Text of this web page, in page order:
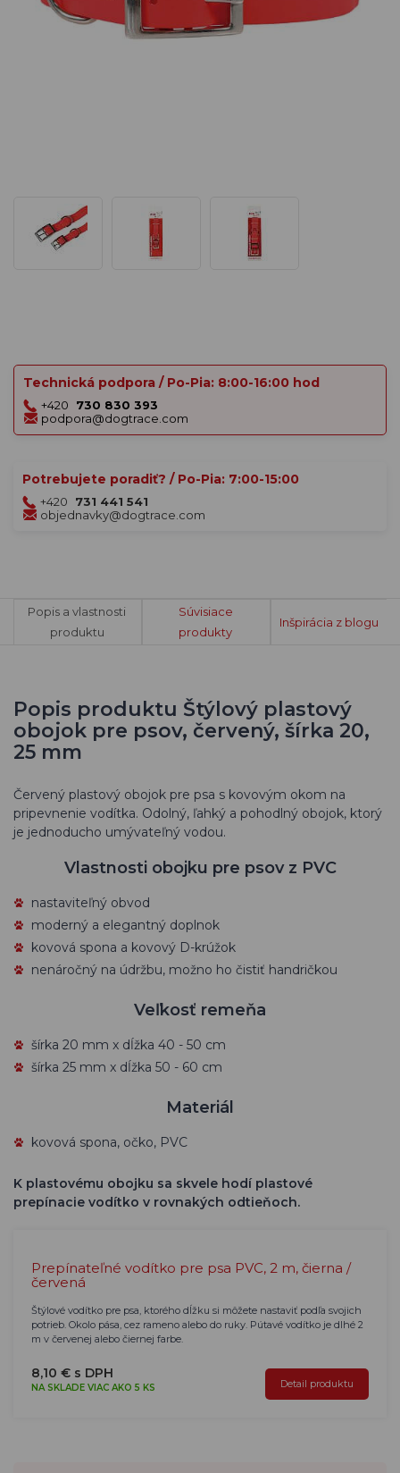
Technická podpora / Po-Pia: 8:00-16:00 hod
+420
730 830 393
podpora@dogtrace.com
Potrebujete poradiť? / Po-Pia: 7:00-15:00
+420
731 441 541
objednavky@dogtrace.com
Popis a vlastnosti
produktu
Súvisiace
produkty
Inšpirácia z blogu
Popis produktu Štýlový plastový
obojok pre psov, červený, šírka 20,
25 mm
Červený plastový obojok pre psa s kovovým okom na
pripevnenie vodítka. Odolný, ľahký a pohodlný obojok, ktorý
je jednoducho umývateľný vodou.
Vlastnosti obojku pre psov z PVC
nastaviteľný obvod
moderný a elegantný doplnok
kovová spona a kovový D-krúžok
nenáročný na údržbu, možno ho čistiť handričkou
Veľkosť remeňa
šírka 20 mm x dĺžka 40 - 50 cm
šírka 25 mm x dĺžka 50 - 60 cm
Materiál
kovová spona, očko, PVC
K plastovému obojku sa skvele hodí plastové
prepínacie vodítko v rovnakých odtieňoch.
Prepínateľné vodítko pre psa PVC, 2 m, čierna /
červená
Štýlové vodítko pre psa, ktorého dĺžku si môžete nastaviť podľa svojich
potrieb. Okolo pása, cez rameno alebo do ruky. Pútavé vodítko je dlhé 2
m v červenej alebo čiernej farbe.
8,10 € s DPH
NA SKLADE VIAC AKO 5 KS Detail produktu